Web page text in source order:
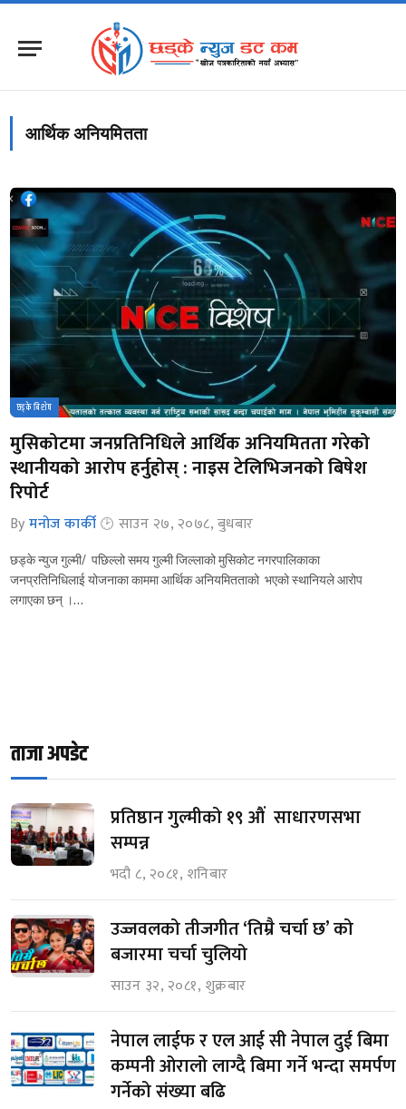
आर्थिक अनियमितता
छड्के बिशेष
मुसिकोटमा जनप्रतिनिधिले आर्थिक अनियमितता गरेको
स्थानीयको आरोप हर्नुहोस् : नाइस टेलिभिजनको बिषेश
रिपोर्ट
By मनोज कार्की साउन २७, २०७८, बुधबार
छड्के न्युज गुल्मी/ पछिल्लो समय गुल्मी जिल्लाको मुसिकोट नगरपालिकाका
जनप्रतिनिधिलाई योजनाका काममा आर्थिक अनियमितताको भएको स्थानियले आरोप
लगाएका छन् ।…
ताजा अपडेट
प्रतिष्ठान गुल्मीको १९ औं साधारणसभा
सम्पन्न
भदौ ८, २०८१, शनिबार
उज्जवलको तीजगीत ‘तिम्रै चर्चा छ’ को
बजारमा चर्चा चुलियो
साउन ३२, २०८१, शुक्रबार
नेपाल लाईफ र एल आई सी नेपाल दुई बिमा
कम्पनी ओरालो लाग्दै बिमा गर्ने भन्दा समर्पण
गर्नेको संख्या बढि